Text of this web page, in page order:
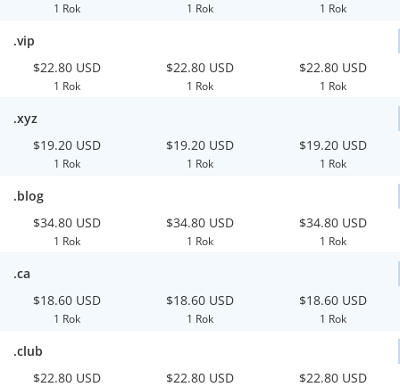
1 Rok 1 Rok 1 Rok
.vip
$22.80 USD
1 Rok
$22.80 USD
1 Rok
$22.80 USD
1 Rok
.xyz
$19.20 USD
1 Rok
$19.20 USD
1 Rok
$19.20 USD
1 Rok
.blog
$34.80 USD
1 Rok
$34.80 USD
1 Rok
$34.80 USD
1 Rok
.ca
$18.60 USD
1 Rok
$18.60 USD
1 Rok
$18.60 USD
1 Rok
.club
$22.80 USD
$22.80 USD $22.80 USD